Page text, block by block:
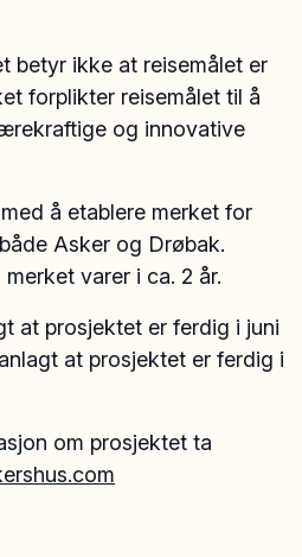
betyr ikke at reisemålet er
forplikter reisemålet til å
og innovative
å etablere merket for
Asker og Drøbak.
varer i ca. 2 år.
at prosjektet er ferdig i juni
at prosjektet er ferdig i
om prosjektet ta